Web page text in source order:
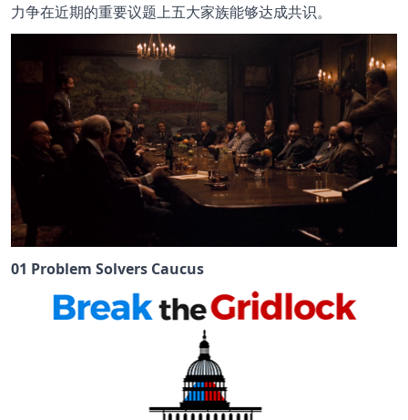
力争在近期的重要议题上五大家族能够达成共识。
01 Problem Solvers Caucus